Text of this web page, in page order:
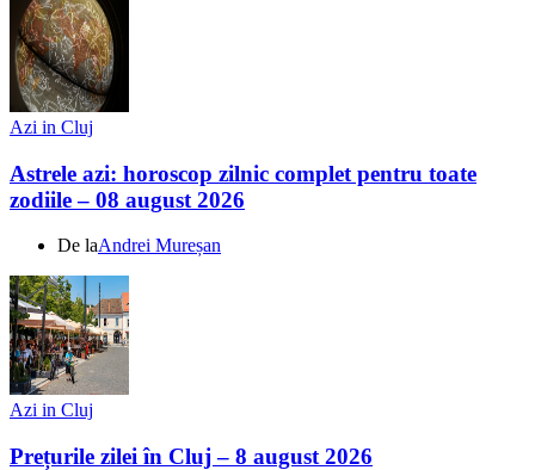
Azi in Cluj
Astrele azi: horoscop zilnic complet pentru toate
zodiile – 08 august 2026
De laAndrei Mureșan
Azi in Cluj
Prețurile zilei în Cluj – 8 august 2026